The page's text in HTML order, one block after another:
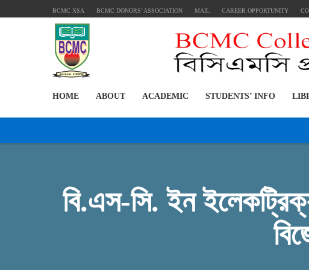
BCMC XSA BCMC DONORS’ ASSOCIATION MAIL CAREER OPPORTUNITY
HOME ABOUT ACADEMIC STUDENTS’ INFO
বি.এস-সি. ইন